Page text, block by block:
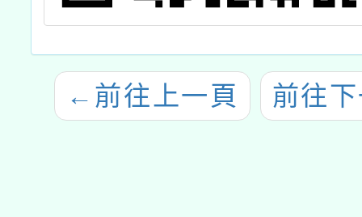
← 前往上一頁 前往